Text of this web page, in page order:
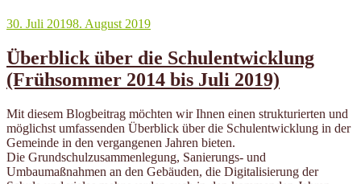
Veröffentlicht
30. Juli 20198. August 2019
Überblick über die Schulentwicklung
(Frühsommer 2014 bis Juli 2019)
Mit diesem Blogbeitrag möchten wir Ihnen einen strukturierten und
möglichst umfassenden Überblick über die Schulentwicklung in der
Gemeinde in den vergangenen Jahren bieten.
Die Grundschulzusammenlegung, Sanierungs- und
Umbaumaßnahmen an den Gebäuden, die Digitalisierung der